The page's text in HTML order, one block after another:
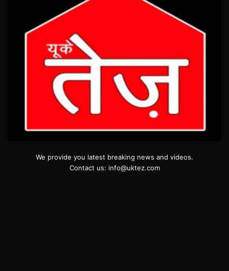
We provide you latest breaking news and videos.
Contact us: info@uktez.com